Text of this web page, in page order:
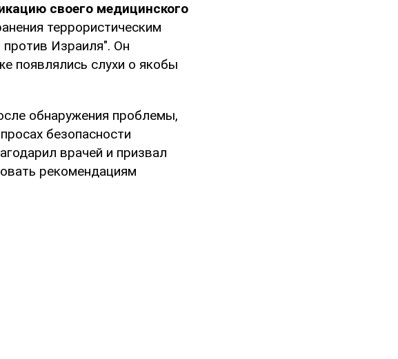
своего медицинского
террористическим
Израиля". Он
появлялись слухи о якобы
обнаружения проблемы,
безопасности
врачей и призвал
рекомендациям